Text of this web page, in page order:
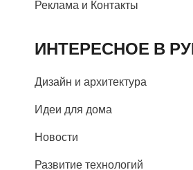
Реклама и Контакты
ИНТЕРЕСНОЕ В
Дизайн и архитектура
Идеи для дома
Новости
Развитие технологий